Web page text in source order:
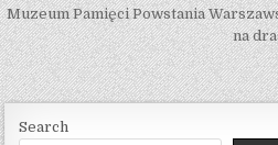
Muzeum Pamięci Powstania
na
Search